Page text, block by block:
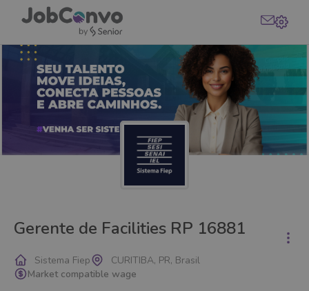
Gerente de Facilities RP 16881
Sistema Fiep
CURITIBA, PR, Brasil
Market compatible wage